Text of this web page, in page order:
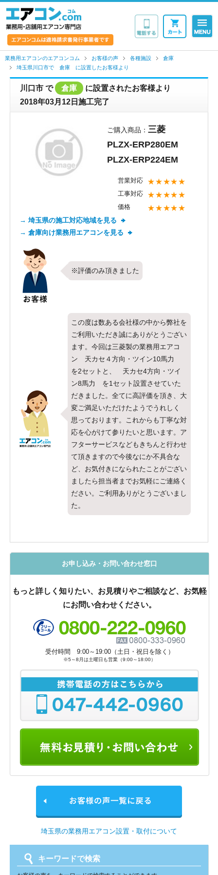
業務用エアコンのエアコンコム お客様の声 各種施設
倉庫
埼玉県川口市で 倉庫 に設置したお客様より
川口市 で 倉庫
に設置されたお客様より
2018年03月12日施工完了
ご購入商品： 三菱
PLZX-ERP280EM
PLZX-ERP224EM
営業対応 ★★★★★
工事対応 ★★★★★
価格 ★★★★★
→ 埼玉県の施工対応地域を見る
→ 倉庫向け業務用エアコンを見る
※評価のみ頂きました
この度は数ある会社様の中から弊社を
ご利用いただき誠にありがとうござい
ます。今回は三菱製の業務用エアコ
ン 天カセ４方向・ツイン10馬力
を2セットと、 天カセ4方向・ツイ
ン8馬力 を1セット設置させていた
だきました。全てに高評価を頂き、大
変ご満足いただけたようでうれしく
思っております。これからも丁寧な対
応を心がけて参りたいと思います。ア
フターサービスなどもきちんと行わせ
て頂きますので今後なにか不具合な
ど、お気付きになられたことがござい
ましたら担当者までお気軽にご連絡く
ださい。ご利用ありがとうございまし
た。
お申し込み・お問い合わせ窓口
もっと詳しく知りたい、お見積りやご相談など、お気軽
にお問い合わせください。
受付時間 9:00～19:00（土日・祝日を除く）
※5～8月は土曜日も営業（9:00～18:00）
埼玉県の業務用エアコン設置・取付について
キーワードで検索